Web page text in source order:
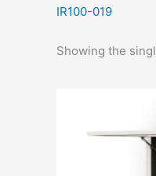
IR100-019
Showing the